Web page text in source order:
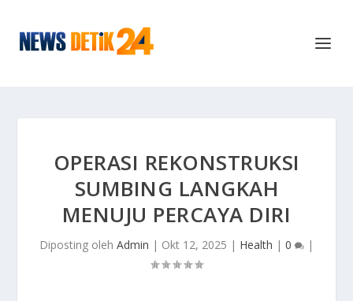
OPERASI REKONSTRUKSI
SUMBING LANGKAH
MENUJU PERCAYA DIRI
Diposting oleh Admin | Okt 12, 2025 | Health | 0 |